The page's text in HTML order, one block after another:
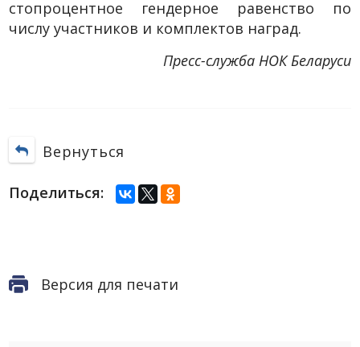
стопроцентное гендерное равенство по
числу участников и комплектов наград.
Пресс-служба НОК Беларуси
Вернуться
Поделиться:
Версия для печати